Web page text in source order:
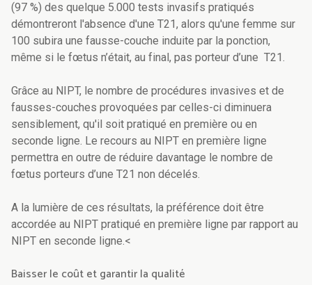
(97 %) des quelque 5.000 tests invasifs pratiqués
démontreront l'absence d'une T21, alors qu'une femme sur
100 subira une fausse-couche induite par la ponction,
même si le fœtus n’était, au final, pas porteur d’une T21.
Grâce au NIPT, le nombre de procédures invasives et de
fausses-couches provoquées par celles-ci diminuera
sensiblement, qu'il soit pratiqué en première ou en
seconde ligne. Le recours au NIPT en première ligne
permettra en outre de réduire davantage le nombre de
fœtus porteurs d’une T21 non décelés.
A la lumière de ces résultats, la préférence doit être
accordée au NIPT pratiqué en première ligne par rapport au
NIPT en seconde ligne.<
Baisser le coût et garantir la qualité